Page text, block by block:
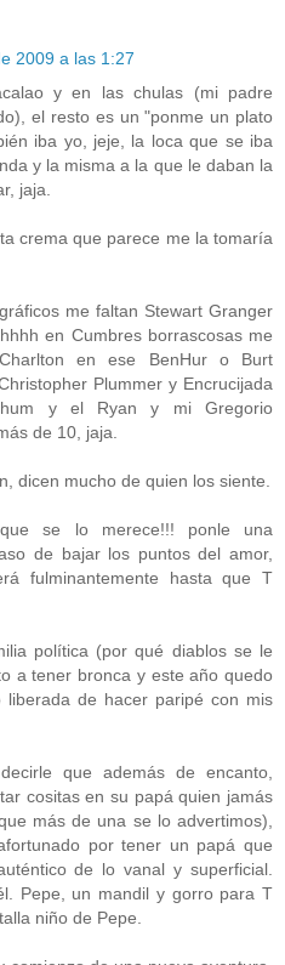
2009 a las 1:27
y en las chulas (mi padre
el resto es un "ponme un plato
iba yo, jeje, la loca que se iba
y la misma a la que le daban la
jaja.
crema que parece me la tomaría
me faltan Stewart Granger
en Cumbres borrascosas me
en ese BenHur o Burt
Plummer y Encrucijada
y el Ryan y mi Gregorio
de 10, jaja.
dicen mucho de quien los siente.
que se lo merece!!! ponle una
de bajar los puntos del amor,
fulminantemente hasta que T
política (por qué diablos se le
a tener bronca y este año quedo
liberada de hacer paripé con mis
que además de encanto,
cositas en su papá quien jamás
más de una se lo advertimos),
por tener un papá que
de lo vanal y superficial.
Pepe, un mandil y gorro para T
niño de Pepe.